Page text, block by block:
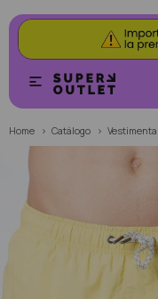

Home Catálogo Vestimenta